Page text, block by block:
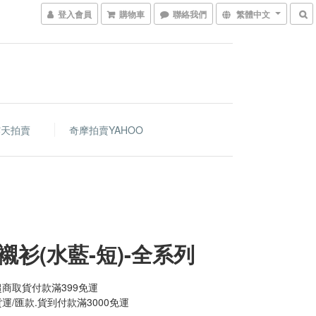
登入會員 購物車 聯絡我們 繁體中文
拍賣 奇摩拍賣YAHOO
衫(水藍-短)-全系列
取貨付款滿399免運
/匯款.貨到付款滿3000免運